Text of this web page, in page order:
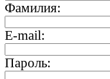
Фамилия:
E-mail:
Пароль: